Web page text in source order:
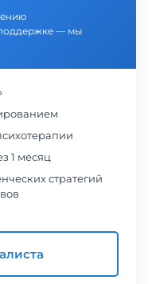
— мы
1 месяц
стратегий